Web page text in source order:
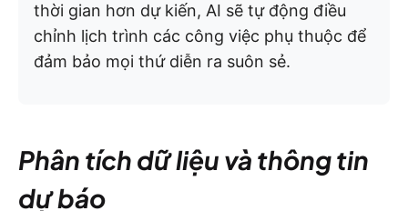
thời gian hơn dự kiến, AI sẽ tự động điều
chỉnh lịch trình các công việc phụ thuộc để
đảm bảo mọi thứ diễn ra suôn sẻ.
Phân tích dữ liệu và thông tin
dự báo